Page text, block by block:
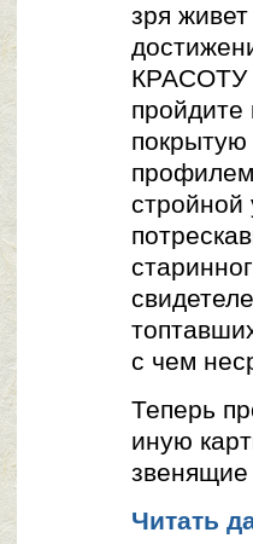
зря
КРАСОТУ
пройдите
стройной
с чем
Теперь
иную
звенящие
Читать